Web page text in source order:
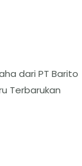
dari PT Barito
Terbarukan